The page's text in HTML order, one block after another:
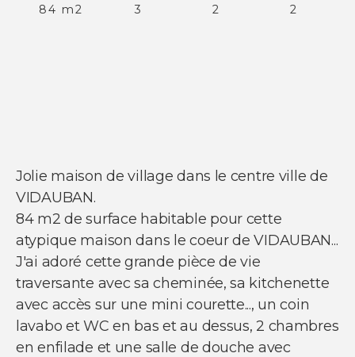
84 m2 3 2 2
Jolie maison de village dans le centre ville de
VIDAUBAN.
84 m2 de surface habitable pour cette
atypique maison dans le coeur de VIDAUBAN...
J'ai adoré cette grande pièce de vie
traversante avec sa cheminée, sa kitchenette
avec accès sur une mini courette..., un coin
lavabo et WC en bas et au dessus, 2 chambres
en enfilade et une salle de douche avec
Acheter un commerce
Acheter des bureaux
Estimer votre bien
Vendre votre bien
Louer un appartement
Louer une maison
Louer un parking
Louer un commerce
Louer des bureaux